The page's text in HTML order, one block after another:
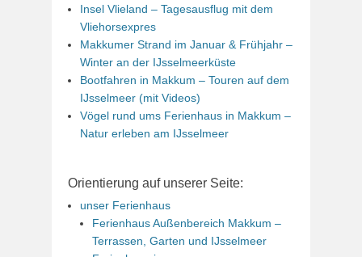
Insel Vlieland – Tagesausflug mit dem
Vliehorsexpres
Makkumer Strand im Januar & Frühjahr –
Winter an der IJsselmeerküste
Bootfahren in Makkum – Touren auf dem
IJsselmeer (mit Videos)
Vögel rund ums Ferienhaus in Makkum –
Natur erleben am IJsselmeer
Orientierung auf unserer Seite:
unser Ferienhaus
Ferienhaus Außenbereich Makkum –
Terrassen, Garten und IJsselmeer